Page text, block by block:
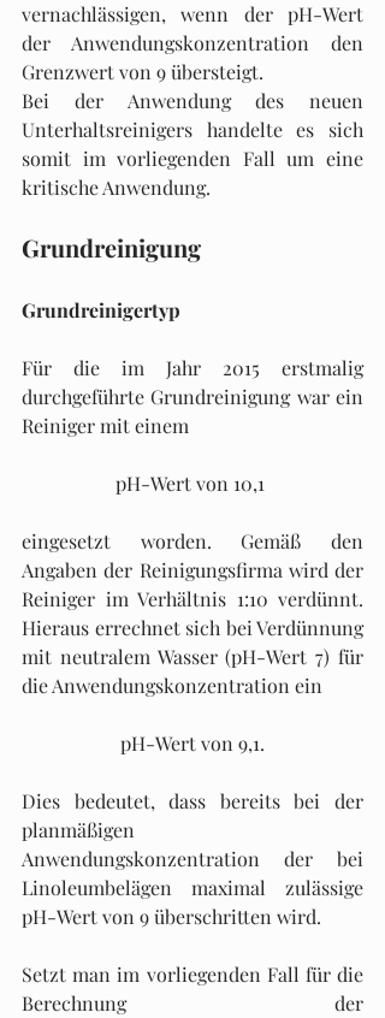
vernachlässigen, wenn der pH-Wert
der Anwendungskonzentration den
Grenzwert von 9 übersteigt.
Bei der Anwendung des neuen
Unterhaltsreinigers handelte es sich
somit im vorliegenden Fall um eine
kritische Anwendung.
Grundreinigung
Grundreinigertyp
Für die im Jahr 2015 erstmalig
durchgeführte Grundreinigung war ein
Reiniger mit einem
pH-Wert von 10,1
eingesetzt worden. Gemäß den
Angaben der Reinigungsfirma wird der
Reiniger im Verhältnis 1:10 verdünnt.
Hieraus errechnet sich bei Verdünnung
mit neutralem Wasser (pH-Wert 7) für
die Anwendungskonzentration ein
pH-Wert von 9,1.
Dies bedeutet, dass bereits bei der
planmäßigen
Anwendungskonzentration der bei
Linoleumbelägen maximal zulässige
pH-Wert von 9 überschritten wird.
Setzt man im vorliegenden Fall für die
Berechnung der